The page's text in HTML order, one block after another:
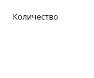
Количество